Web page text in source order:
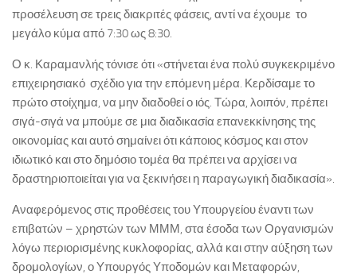
προσέλευση σε τρεις διακριτές φάσεις, αντί να έχουμε το
μεγάλο κύμα από 7:30 ως 8:30.
Ο κ. Καραμανλής τόνισε ότι «στήνεται ένα πολύ συγκεκριμένο
επιχειρησιακό σχέδιο για την επόμενη μέρα. Κερδίσαμε το
πρώτο στοίχημα, να μην διαδοθεί ο ιός. Τώρα, λοιπόν, πρέπει
σιγά-σιγά να μπούμε σε μια διαδικασία επανεκκίνησης της
οικονομίας και αυτό σημαίνει ότι κάποιος κόσμος και στον
ιδιωτικό και στο δημόσιο τομέα θα πρέπει να αρχίσει να
δραστηριοποιείται για να ξεκινήσει η παραγωγική διαδικασία».
Αναφερόμενος στις προθέσεις του Υπουργείου έναντι των
επιβατών – χρηστών των ΜΜΜ, στα έσοδα των Οργανισμών
λόγω περιορισμένης κυκλοφορίας, αλλά και στην αύξηση των
δρομολογίων, ο Υπουργός Υποδομών και Μεταφορών,